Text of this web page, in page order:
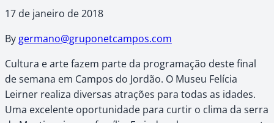
17 de janeiro de 2018
By germano@gruponetcampos.com
Cultura e arte fazem parte da programação deste final
de semana em Campos do Jordão. O Museu Felícia
Leirner realiza diversas atrações para todas as idades.
Uma excelente oportunidade para curtir o clima da serra